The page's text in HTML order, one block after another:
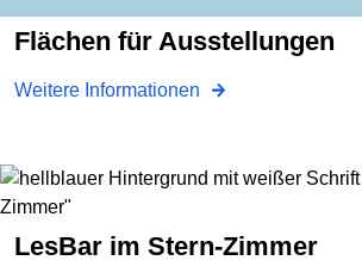
Flächen für Ausstellungen
Weitere Informationen
LesBar im Stern-Zimmer